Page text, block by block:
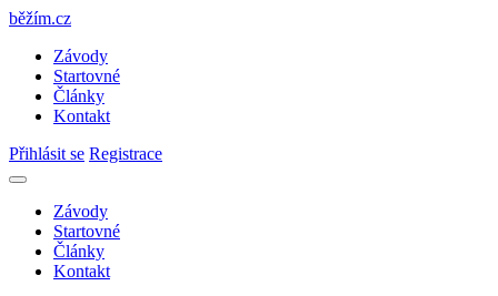
běžím.cz
Závody
Startovné
Články
Kontakt
Přihlásit se Registrace
Závody
Startovné
Články
Kontakt